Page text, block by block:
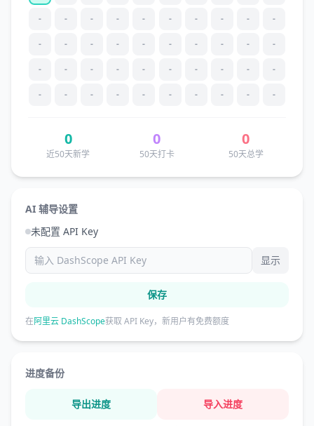
- - - - - - - - - -
- - - - - - - - - -
- - - - - - - - - -
- - - - - - - - - -
0
近50天新学
0
50天打卡
0
50天总学
AI 辅导设置
未配置 API Key
显示
保存
在阿里云 DashScope获取 API Key，新用户有免费额度
进度备份
导出进度 导入进度